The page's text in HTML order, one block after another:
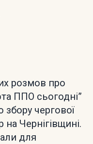
розмов про
ППО сьогодні”
чергової
Чернігівщині.
для